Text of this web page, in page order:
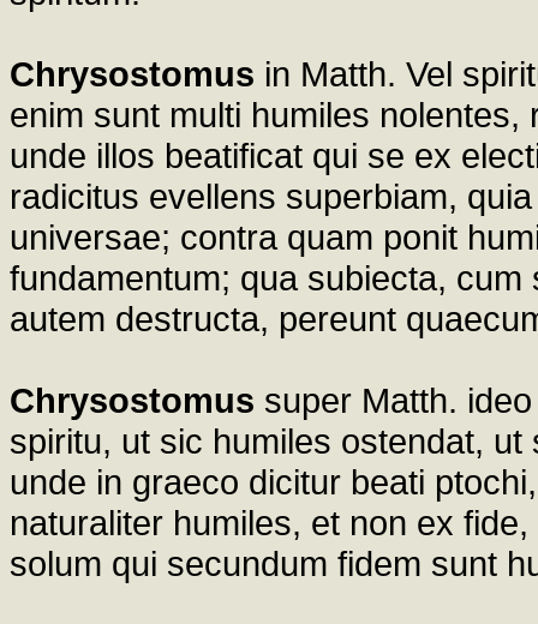
Chrysostomus in Matth. Vel
enim sunt multi humiles
unde illos beatificat qui se ex
radicitus evellens superbiam,
universae; contra quam ponit
fundamentum; qua subiecta,
autem destructa, pereunt
Chrysostomus super Matth.
spiritu, ut sic humiles ostendat,
unde in graeco dicitur beati
naturaliter humiles, et non ex
solum qui secundum fidem sunt